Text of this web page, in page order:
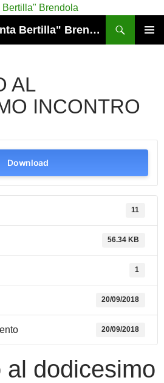
Unità Pastorale "Santa Bertilla" Brendola
AL
INCONTRO
Download
11
56.34 KB
1
20/09/2018
20/09/2018
al dodicesimo